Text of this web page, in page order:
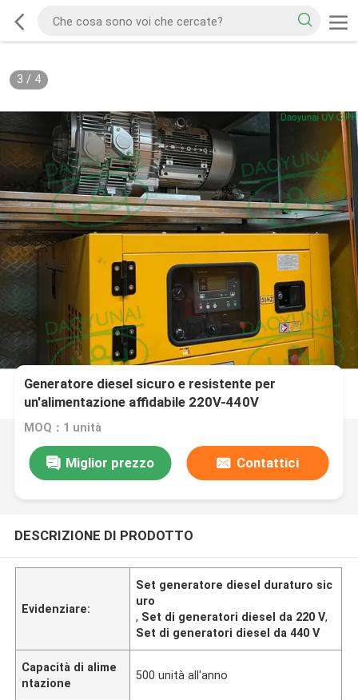
3 / 4
Generatore diesel sicuro e resistente per
un'alimentazione affidabile 220V-440V
MOQ：1 unità
Miglior prezzo Contattici
DESCRIZIONE DI PRODOTTO
Evidenziare:
Set generatore diesel duraturo sic
uro
, Set di generatori diesel da 220 V,
Set di generatori diesel da 440 V
Capacità di alime
ntazione
500 unità all'anno